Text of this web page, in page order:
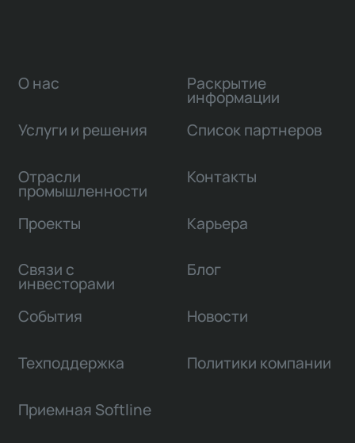
О нас
Услуги и решения
Отрасли
промышленности
Проекты
Связи с
инвесторами
Раскрытие
информации
Список партнеров
Контакты
Карьера
Блог
События Новости
Техподдержка Политики компании
Приемная Softline